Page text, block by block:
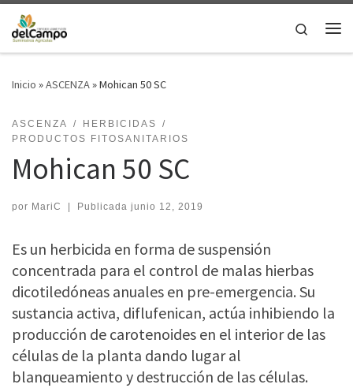
Saltar al contenido
Search
Inicio »ASCENZA»Mohican 50 SC
ASCENZA
HERBICIDAS
PRODUCTOS FITOSANITARIOS
Mohican 50 SC
por MariC Publicada junio 12, 2019
Es un herbicida en forma de suspensión
concentrada para el control de malas hierbas
dicotiledóneas anuales en pre-emergencia. Su
sustancia activa, diflufenican, actúa inhibiendo la
producción de carotenoides en el interior de las
células de la planta dando lugar al
blanqueamiento y destrucción de las células.